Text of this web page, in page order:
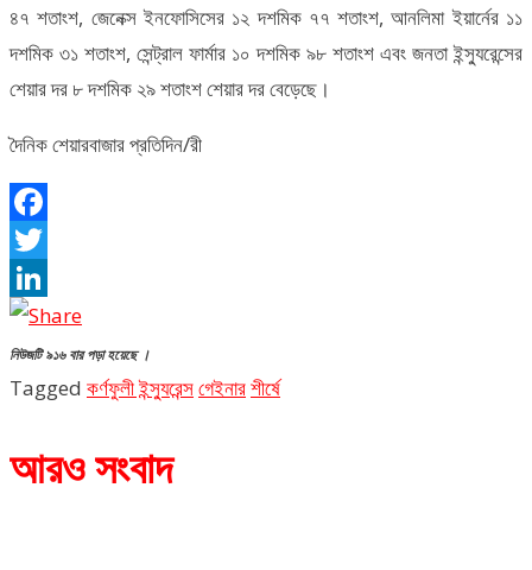
৪৭ শতাংশ, জেনেক্স ইনফোসিসের ১২ দশমিক ৭৭ শতাংশ, আনলিমা ইয়ার্নের ১১
দশমিক ৩১ শতাংশ, সেন্ট্রাল ফার্মার ১০ দশমিক ৯৮ শতাংশ এবং জনতা ইন্স্যুরেন্সের
শেয়ার দর ৮ দশমিক ২৯ শতাংশ শেয়ার দর বেড়েছে।
দৈনিক শেয়ারবাজার প্রতিদিন/রী
Facebook
Twitter
LinkedIn
নিউজটি ৯১৬ বার পড়া হয়েছে ।
Tagged কর্ণফুলী ইন্স্যুরেন্সগেইনারশীর্ষে
আরও সংবাদ